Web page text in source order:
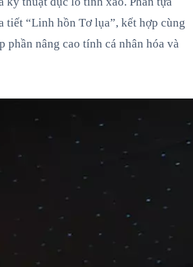
tiết “Linh hồn Tơ lụa”, kết hợp cùng
phần nâng cao tính cá nhân hóa và